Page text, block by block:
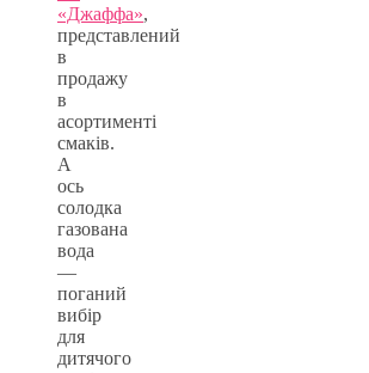
«Джаффа»,
представлений
в
продажу
в
асортименті
смаків.
А
ось
солодка
газована
вода
—
поганий
вибір
для
дитячого